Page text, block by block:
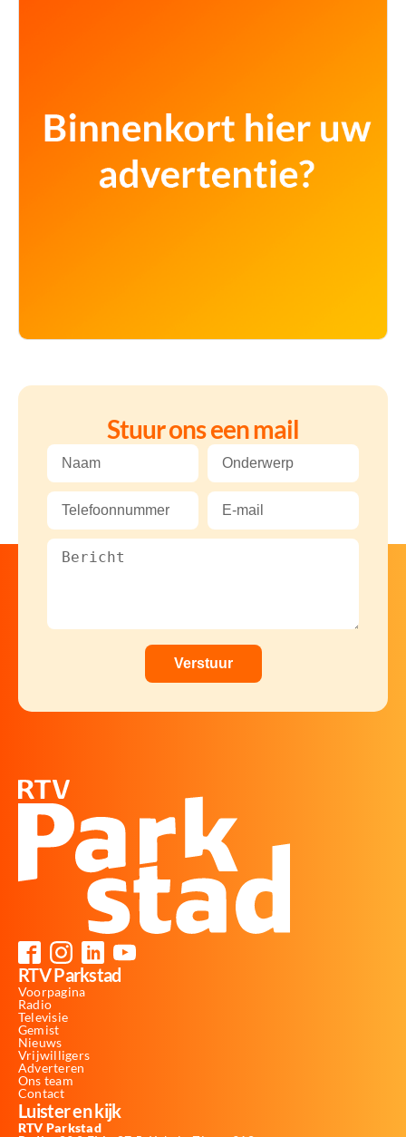
Stuur ons een mail
RTV Parkstad
Voorpagina
Radio
Televisie
Gemist
Nieuws
Vrijwilligers
Adverteren
Ons team
Contact
Luister en kijk
RTV Parkstad